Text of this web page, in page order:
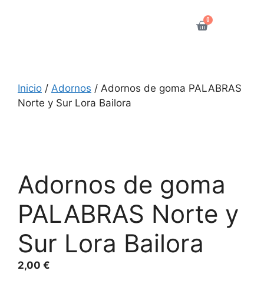
0
Inicio / Adornos / Adornos de goma PALABRAS
Norte y Sur Lora Bailora
Adornos de goma
PALABRAS Norte y
Sur Lora Bailora
2,00 €